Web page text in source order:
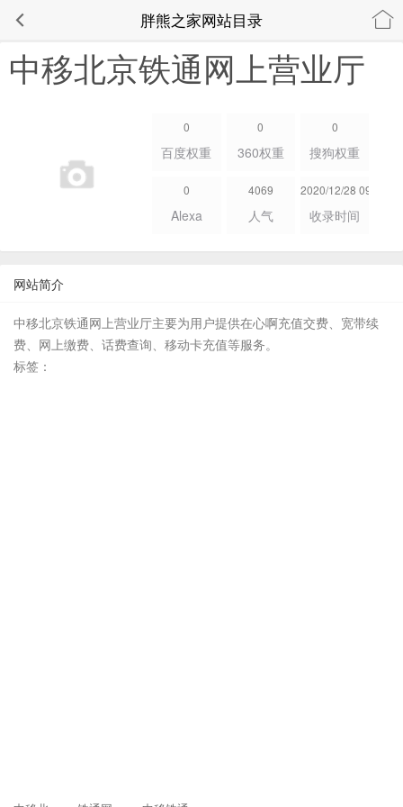
胖熊之家网站目录
中移北京铁通网上营业厅
0
百度权重
0
360权重
0
搜狗权重
0
Alexa
4069
人气
2020/12/28 09:33:37
收录时间
网站简介
中移北京铁通网上营业厅主要为用户提供在心啊充值交费、宽带续
费、网上缴费、话费查询、移动卡充值等服务。
标签：